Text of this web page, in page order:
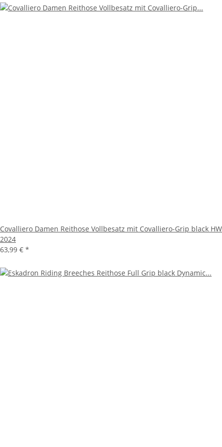
Covalliero Damen Reithose Vollbesatz mit Covalliero-Grip black HW
2024
63,99 € *